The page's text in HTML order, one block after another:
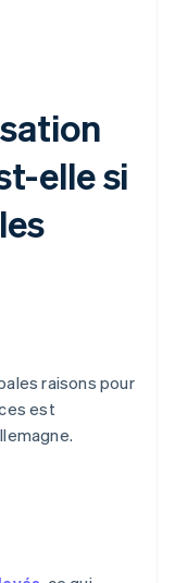
elle si
raisons pour
est